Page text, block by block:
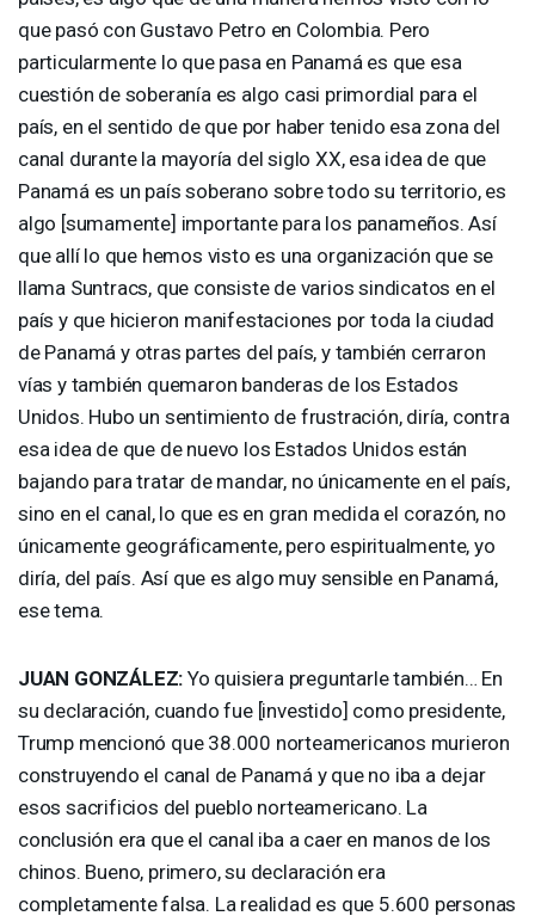
que pasó con Gustavo Petro en Colombia. Pero
particularmente lo que pasa en Panamá es que esa
cuestión de soberanía es algo casi primordial para el
país, en el sentido de que por haber tenido esa zona del
canal durante la mayoría del siglo XX, esa idea de que
Panamá es un país soberano sobre todo su territorio, es
algo [sumamente] importante para los panameños. Así
que allí lo que hemos visto es una organización que se
llama Suntracs, que consiste de varios sindicatos en el
país y que hicieron manifestaciones por toda la ciudad
de Panamá y otras partes del país, y también cerraron
vías y también quemaron banderas de los Estados
Unidos. Hubo un sentimiento de frustración, diría, contra
esa idea de que de nuevo los Estados Unidos están
bajando para tratar de mandar, no únicamente en el país,
sino en el canal, lo que es en gran medida el corazón, no
únicamente geográficamente, pero espiritualmente, yo
diría, del país. Así que es algo muy sensible en Panamá,
ese tema.
JUAN GONZÁLEZ: Yo quisiera preguntarle también… En
su declaración, cuando fue [investido] como presidente,
Trump mencionó que 38.000 norteamericanos murieron
construyendo el canal de Panamá y que no iba a dejar
esos sacrificios del pueblo norteamericano. La
conclusión era que el canal iba a caer en manos de los
chinos. Bueno, primero, su declaración era
completamente falsa. La realidad es que 5.600 personas